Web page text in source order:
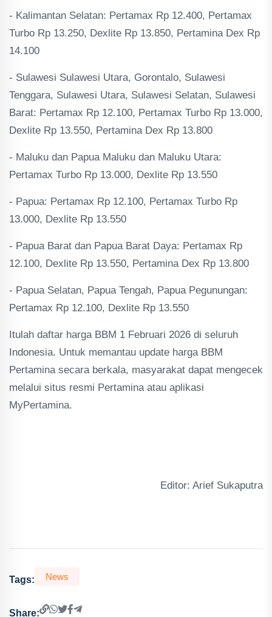
- Kalimantan Selatan: Pertamax Rp 12.400, Pertamax
Turbo Rp 13.250, Dexlite Rp 13.850, Pertamina Dex Rp
14.100
- Sulawesi Sulawesi Utara, Gorontalo, Sulawesi
Tenggara, Sulawesi Utara, Sulawesi Selatan, Sulawesi
Barat: Pertamax Rp 12.100, Pertamax Turbo Rp 13.000,
Dexlite Rp 13.550, Pertamina Dex Rp 13.800
- Maluku dan Papua Maluku dan Maluku Utara:
Pertamax Turbo Rp 13.000, Dexlite Rp 13.550
- Papua: Pertamax Rp 12.100, Pertamax Turbo Rp
13.000, Dexlite Rp 13.550
- Papua Barat dan Papua Barat Daya: Pertamax Rp
12.100, Dexlite Rp 13.550, Pertamina Dex Rp 13.800
- Papua Selatan, Papua Tengah, Papua Pegunungan:
Pertamax Rp 12.100, Dexlite Rp 13.550
Itulah daftar harga BBM 1 Februari 2026 di seluruh
Indonesia. Untuk memantau update harga BBM
Pertamina secara berkala, masyarakat dapat mengecek
melalui situs resmi Pertamina atau aplikasi
MyPertamina.
Editor: Arief Sukaputra
Tags: News
Share: